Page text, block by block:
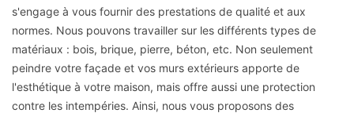
s'engage à vous fournir des prestations de qualité et aux
normes. Nous pouvons travailler sur les différents types de
matériaux : bois, brique, pierre, béton, etc. Non seulement
peindre votre façade et vos murs extérieurs apporte de
l'esthétique à votre maison, mais offre aussi une protection
contre les intempéries. Ainsi, nous vous proposons des